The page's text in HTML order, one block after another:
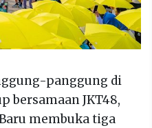
panggung di
bersamaan JKT48,
membuka tiga